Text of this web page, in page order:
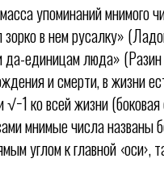
упоминаний мнимого
в нем русалку»
да-единицам люда»
и смерти, в жизни
ко всей жизни
мнимые числа названы
углом к главной ‹оси›,